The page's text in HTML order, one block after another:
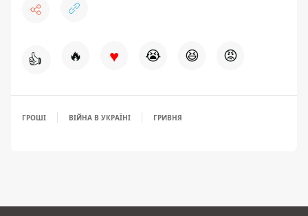
👍 🔥 ♥ 😭 😆 😡
ГРОШІ ВІЙНА В УКРАЇНІ ГРИВНЯ